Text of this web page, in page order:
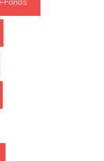
Fonds